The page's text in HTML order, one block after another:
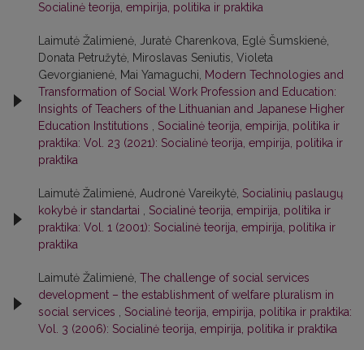
Socialinė teorija, empirija, politika ir praktika
Laimutė Žalimienė, Juratė Charenkova, Eglė Šumskienė,
Donata Petružytė, Miroslavas Seniutis, Violeta
Gevorgianienė, Mai Yamaguchi,
Modern Technologies and
Transformation of Social Work Profession and Education:
Insights of Teachers of the Lithuanian and Japanese Higher
Education Institutions
Socialinė teorija, empirija, politika ir
praktika: Vol. 23 (2021): Socialinė teorija, empirija, politika ir
praktika
Laimutė Žalimienė, Audronė Vareikytė, Socialinių paslaugų
kokybė ir standartai
Socialinė teorija, empirija, politika ir
praktika: Vol. 1 (2001): Socialinė teorija, empirija, politika ir
praktika
Laimutė Žalimienė, The challenge of social services
development – the establishment of welfare pluralism in
social services
Socialinė teorija, empirija, politika ir praktika:
Vol. 3 (2006): Socialinė teorija, empirija, politika ir praktika